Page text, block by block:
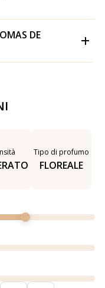
DE
Tipo di profumo
FLOREALE